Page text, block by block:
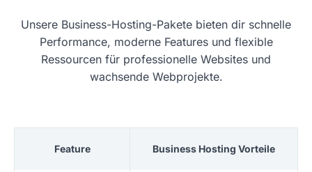
Unsere Business-Hosting-Pakete bieten dir schnelle
Performance, moderne Features und flexible
Ressourcen für professionelle Websites und
wachsende Webprojekte.
Feature Business Hosting Vorteile